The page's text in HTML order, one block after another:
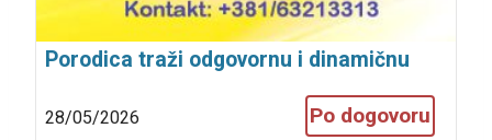
Porodica traži odgovornu i dinamičnu
ženu za brigu o detetu na crnogorskom
primorju
28/05/2026 Po dogovoru